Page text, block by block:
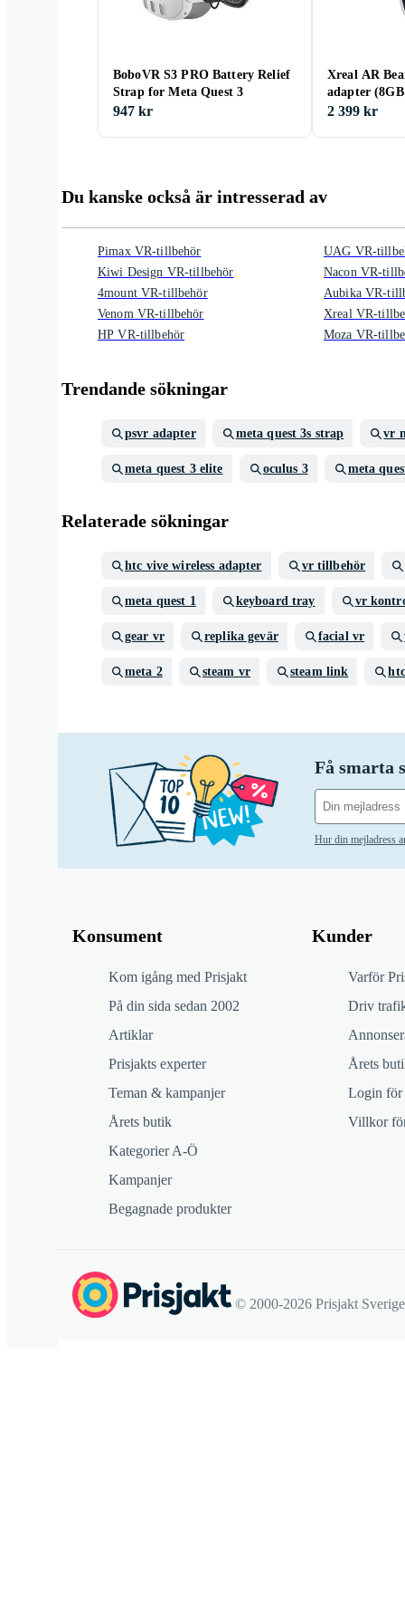
BoboVR S3 PRO Battery Relief
Strap for Meta Quest 3
947 kr
Xreal AR
adapter
2 399 kr
Du kanske också är intresserad av
Pimax VR-tillbehör
Kiwi Design VR-tillbehör
4mount VR-tillbehör
Venom VR-tillbehör
HP VR-tillbehör
UAG VR-
Nacon VR-
Aubika VR-
Xreal VR-
Moza VR-
Trendande sökningar
psvr adapter meta quest 3s strap vr
meta quest 3 elite oculus 3 meta
Relaterade sökningar
htc vive wireless adapter vr tillbehör
meta quest 1 keyboard tray vr
gear vr replika gevär facial vr
meta 2 steam vr steam link
Få smarta
Hur din mejladress
Konsument
Kom igång med Prisjakt
På din sida sedan 2002
Artiklar
Prisjakts experter
Teman & kampanjer
Årets butik
Kategorier A-Ö
Kampanjer
Begagnade produkter
Kunder
Varför
Driv
Årets
Login för
Villkor
© 2000-2026 Prisjakt